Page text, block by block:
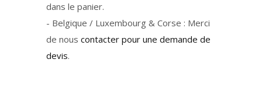
dans le panier.
- Belgique / Luxembourg & Corse : Merci
de nous contacter pour une demande de
devis.